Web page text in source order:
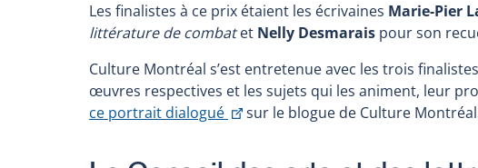
Les finalistes à ce prix étaient les écrivaines Marie-Pier
littérature de combatet Nelly Desmarais pour son
Culture Montréal s’est entretenue avec les trois
œuvres respectives et les sujets qui les animent, leur
ce portrait dialogué
Ce
sur le blogue de Culture